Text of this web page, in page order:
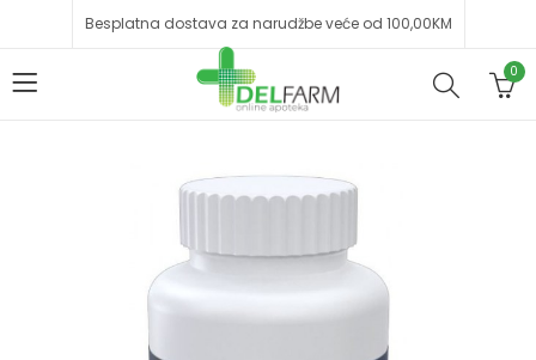
Besplatna dostava za narudžbe veće od 100,00KM
0